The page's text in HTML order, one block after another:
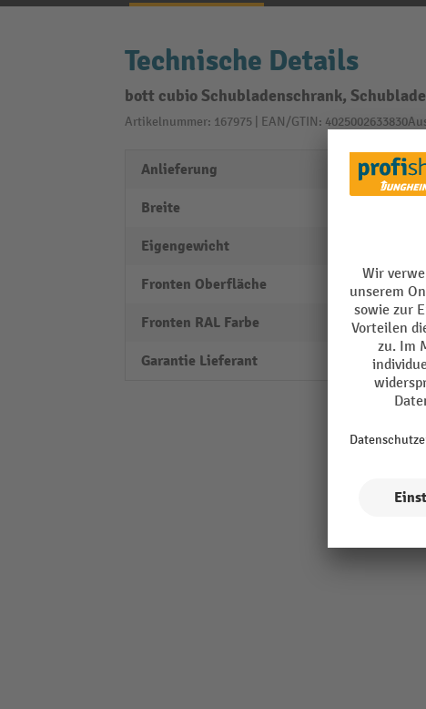
Technische Details
bott cubio Schubladenschrank,
Artikelnummer: 167975 | EAN/GTIN: 4025002633830
Anlieferung
Breite
Eigengewicht
Fronten Oberfläche
Fronten RAL Farbe RAL
Garantie Lieferant 5